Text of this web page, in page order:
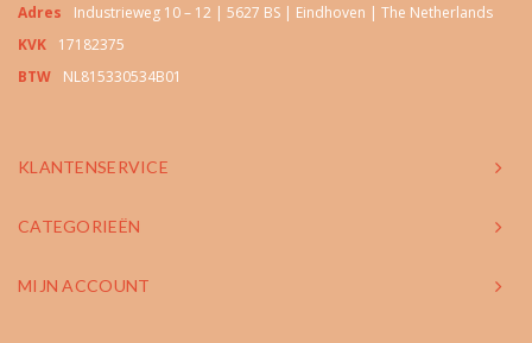
Adres
Industrieweg 10 – 12 | 5627 BS | Eindhoven | The Netherlands
KVK
17182375
BTW
NL815330534B01
KLANTENSERVICE
CATEGORIEËN
MIJN ACCOUNT